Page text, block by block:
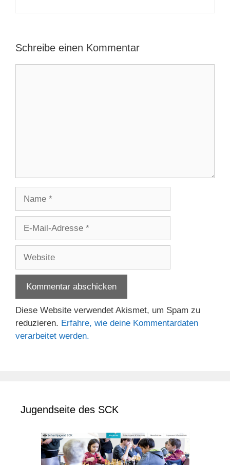
Schreibe einen Kommentar
Adresse
Diese Website verwendet Akismet, um Spam zu
reduzieren. Erfahre, wie deine Kommentardaten
verarbeitet werden.
Jugendseite des SCK